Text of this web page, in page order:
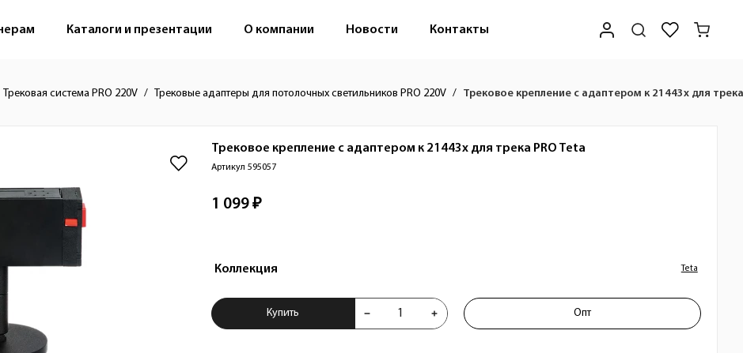
Каталоги и презентации О компании Новости Контакты
Трековая система PRO 220V Трековые адаптеры для потолочных светильников PRO 220V Трековое крепление с адаптером к 21443x для
Трековое крепление с адаптером к 21443x для трека PRO Teta
Артикул 595057
1 099 ₽
Коллекция Teta
Купить Трековое крепление с адаптером к 21443x для
Купить Опт